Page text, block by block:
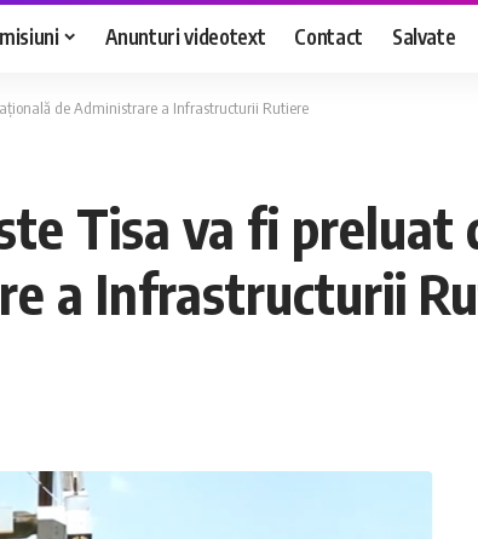
Anunturi videotext Contact Salvate
de Administrare a Infrastructurii Rutiere
Tisa va fi preluat
a Infrastructurii